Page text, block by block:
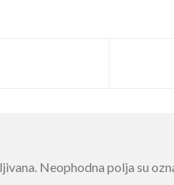
Neophodna polja su